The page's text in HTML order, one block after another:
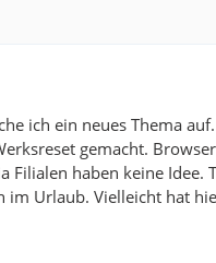
ich ein neues Thema
gemacht.
Filialen haben keine Idee.
Urlaub. Vielleicht hat